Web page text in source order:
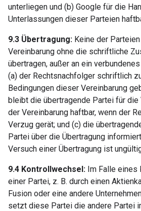
unterliegen und (b) Google für die
Unterlassungen dieser Parteien
9.3 Übertragung: Keine der
Vereinbarung ohne die schriftliche
übertragen, außer an ein
(a) der Rechtsnachfolger schriftlich
Bedingungen dieser Vereinbarung
bleibt die übertragende Partei für die
der Vereinbarung haftbar, wenn der
Verzug gerät; und (c) die
Partei über die Übertragung
Versuch einer Übertragung ist
9.4 Kontrollwechsel: Im Falle eines
einer Partei, z. B. durch einen
Fusion oder eine andere
setzt diese Partei die andere Partei